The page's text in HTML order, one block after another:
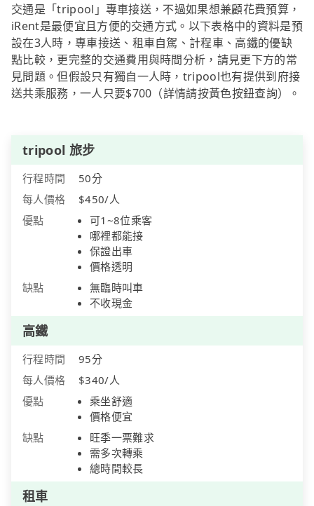
交通是「tripool」專車接送，不過如果想兼顧花費預算，
iRent是最便宜且方便的交通方式。以下表格中的資料是預
設在3人時，專車接送、租車自駕、計程車、高鐵的優缺
點比較，更完整的交通費用與時間分析，請見更下方的常
見問題。但假設只有獨自一人時，tripool也有提供到府接
送共乘服務，一人只要$700（詳情請按黃色按鈕查詢）。
tripool 旅步
行程時間
50分
每人價格
$450/人
優點
可1~8位乘客
哪裡都能接
保證出車
價格透明
缺點
無臨時叫車
不收現金
高鐵
行程時間
95分
每人價格
$340/人
優點
乘坐舒適
價格便宜
缺點
旺季一票難求
需多次轉乘
總時間較長
租車